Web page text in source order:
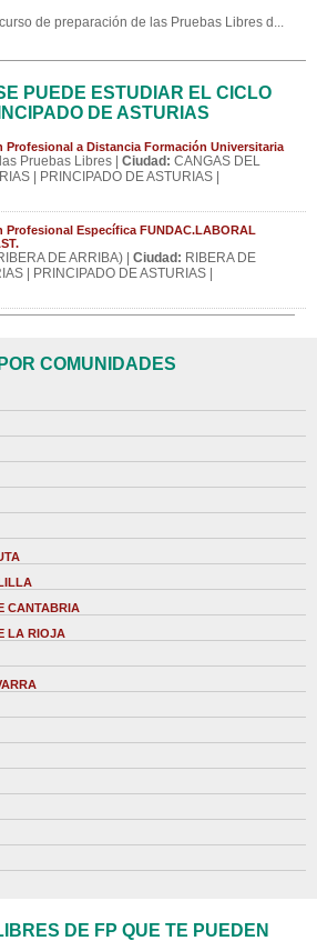
de preparación de las Pruebas Libres d...
PUEDE ESTUDIAR EL CICLO
DE ASTURIAS
Profesional a Distancia Formación Universitaria
Pruebas Libres | Ciudad: CANGAS DEL
| PRINCIPADO DE ASTURIAS |
Específica FUNDAC.LABORAL
DE ARRIBA) | Ciudad: RIBERA DE
| PRINCIPADO DE ASTURIAS |
COMUNIDADES
CANTABRIA
LA RIOJA
DE FP QUE TE PUEDEN